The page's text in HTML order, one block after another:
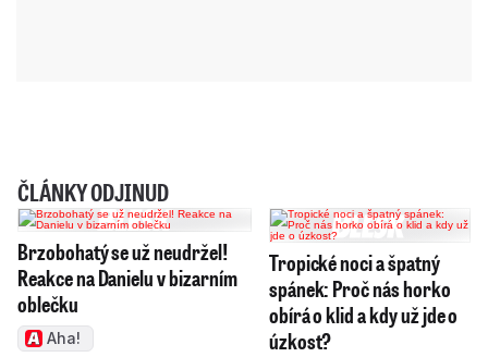
ČLÁNKY ODJINUD
Brzobohatý se už neudržel!
Reakce na Danielu v bizarním
oblečku
Aha!
Tropické noci a špatný
spánek: Proč nás horko
obírá o klid a kdy už jde o
úzkost?